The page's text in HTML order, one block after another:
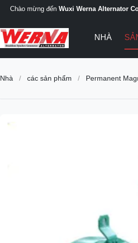
Chào mừng đến Wuxi Werna Alternator
NHÀ
Nhà / các sản phẩm / Permanent